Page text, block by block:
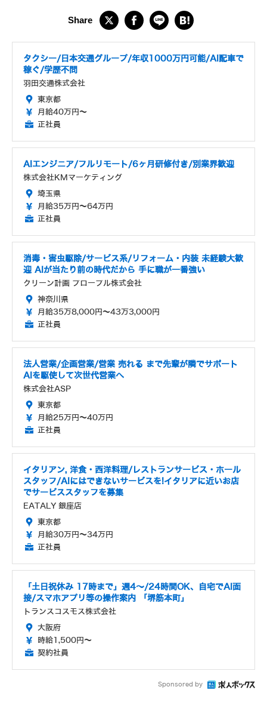
タクシー/日本交通グループ/年収1000万円可能/AI配車で
稼ぐ/学歴不問
羽田交通株式会社
東京都
月給40万円～
正社員
AIエンジニア/フルリモート/6ヶ月研修付き/別業界歓迎
株式会社KMマーケティング
埼玉県
月給35万円～64万円
正社員
消毒・害虫駆除/サービス系/リフォーム・内装 未経験大歓
迎 AIが当たり前の時代だから 手に職が一番強い
クリーン計画 プロープル株式会社
神奈川県
月給35万8,000円～43万3,000円
正社員
法人営業/企画営業/営業 売れる まで先輩が隣でサポート
AIを駆使して次世代営業へ
株式会社ASP
東京都
月給25万円～40万円
正社員
イタリアン, 洋食・西洋料理/レストランサービス・ホール
スタッフ/AIにはできないサービスを!イタリアに近いお店
でサービススタッフを募集
EATALY 銀座店
東京都
月給30万円～34万円
正社員
「土日祝休み 17時まで」週4～/24時間OK、自宅でAI面
接/スマホアプリ等の操作案内 「堺筋本町」
トランスコスモス株式会社
大阪府
時給1,500円～
契約社員
Sponsored by